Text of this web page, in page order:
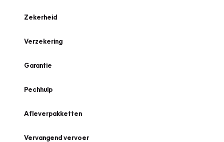
Zekerheid
Verzekering
Garantie
Pechhulp
Afleverpakketten
Vervangend vervoer